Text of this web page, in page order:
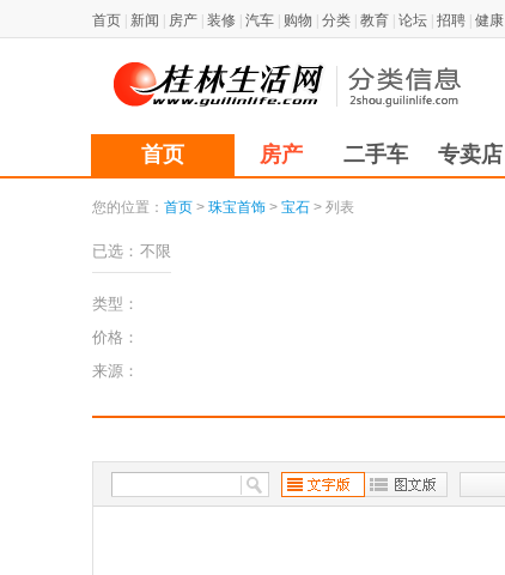
首页 新闻 房产 装修 汽车 购物 分类 教育 论坛 招聘 健康
首页 房产 二手车 专卖店
您的位置： 首页 > 珠宝首饰 > 宝石 > 列表
已选： 不限
类型：
价格：
来源：